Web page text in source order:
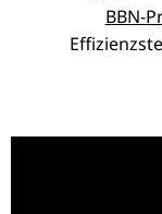
BBN-